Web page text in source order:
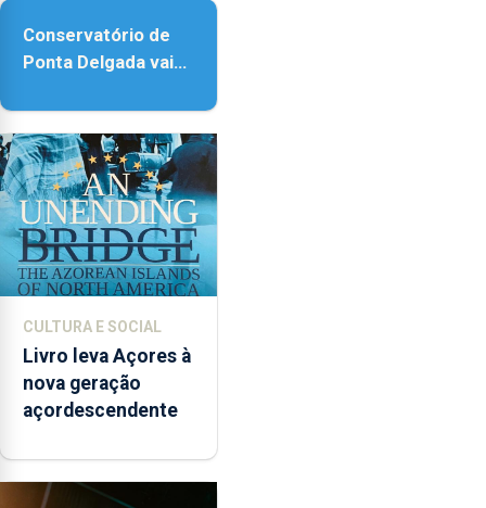
Conservatório de
Ponta Delgada vai
instrumentos
CULTURA E SOCIAL
Livro leva Açores à
nova geração
açordescendente